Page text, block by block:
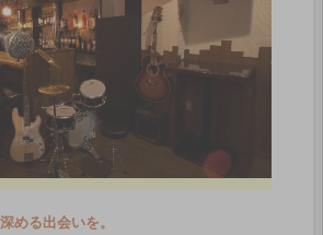
める出会いを。